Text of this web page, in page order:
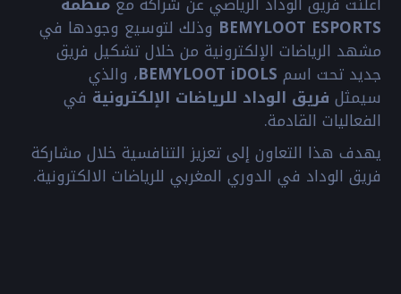
BEMYLOOT ESPORTS وذلك لتوسيع وجودها في
مشهد الرياضات الإلكترونية من خلال تشكيل فريق
جديد تحت اسم BEMYLOOT iDOLS، والذي
سيمثل فريق الوداد للرياضات الإلكترونية في
الفعاليات القادمة.
يهدف هذا التعاون إلى تعزيز التنافسية خلال مشاركة
فريق الوداد في الدوري المغربي للرياضات الالكترونية.